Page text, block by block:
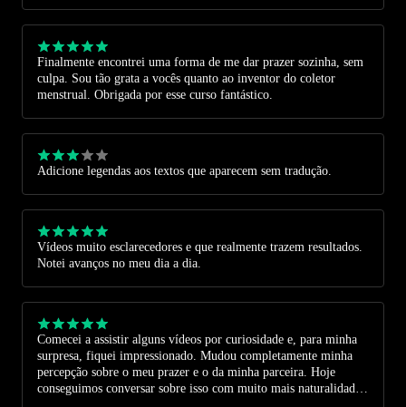
Finalmente encontrei uma forma de me dar prazer sozinha, sem
culpa. Sou tão grata a vocês quanto ao inventor do coletor
menstrual. Obrigada por esse curso fantástico.
Adicione legendas aos textos que aparecem sem tradução.
Vídeos muito esclarecedores e que realmente trazem resultados.
Notei avanços no meu dia a dia.
Comecei a assistir alguns vídeos por curiosidade e, para minha
surpresa, fiquei impressionado. Mudou completamente minha
percepção sobre o meu prazer e o da minha parceira. Hoje
conseguimos conversar sobre isso com muito mais naturalidade,